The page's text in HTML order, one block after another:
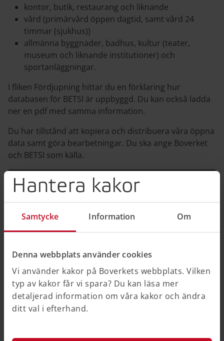
Hantera kakor
Samtycke Information Om
Denna webbplats använder cookies
Vi använder kakor på Boverkets webbplats. Vilken
typ av kakor får vi spara? Du kan läsa mer
detaljerad information om våra kakor och ändra
ditt val i efterhand.
kontor, butik, restaurang och liknande
vård (primärvård öppen dagtid, samt vård 24
timmar (sjukhus))
allmänna byggnader, badhus, kultur (teater,
museum och liknande institutioner) och
sportanläggningar.
I fliken Fördjupning hittar du en förklaring hur
databasen för BETSI är uppbyggd. Du kan också ladda
ner en pdf med samma information.
Du har tillstånd att kopiera och distribuera våra öppna
data samt göra bearbetningar. Du ska ange Boverket
och BETSI som källa.
Data från undersökningen om byggnaders
tekniska status
BETSI databas v2 (Zip, 999 kB)
Beskrivning av databasen (Pdf, 89 kB)